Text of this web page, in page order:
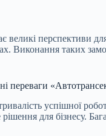
великі перспективи
Виконання таких
переваги
успішної
для бізнесу.